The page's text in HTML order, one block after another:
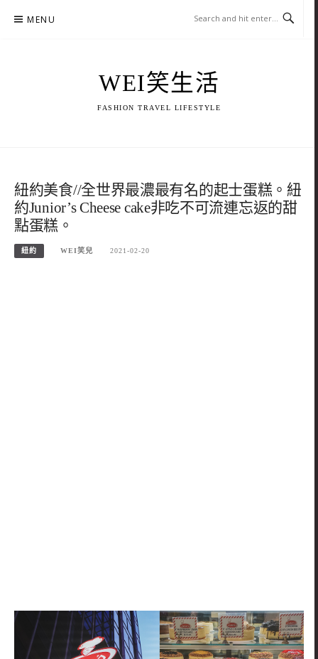
MENU
WEI笑生活
FASHION TRAVEL LIFESTYLE
紐約美食//全世界最濃最有名的起士蛋糕。紐
約Junior’s Cheese cake非吃不可流連忘返的甜
點蛋糕。
紐約 WEI笑兒 2021-02-20